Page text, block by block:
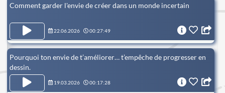
Comment garder l'envie de créer dans un monde incertain
22.06.2026 00:27:49
Pourquoi ton envie de t’améliorer… t’empêche de progresser en
dessin.
19.03.2026 00:17:28